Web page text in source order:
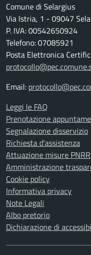
Comune di Selargius
Via Istria, 1 - 09047
P. IVA: 00542650924
Telefono: 07085921
Posta Elettronica
Email:
Leggi le FAQ
Prenotazione
Segnalazione disservizio
Richiesta d'assistenza
Attuazione misure PNRR
Amministrazione
Cookie policy
Informativa privacy
Note Legali
Albo pretorio
Dichiarazione di